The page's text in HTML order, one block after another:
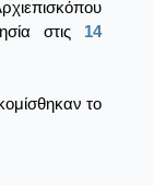
στις 14
το